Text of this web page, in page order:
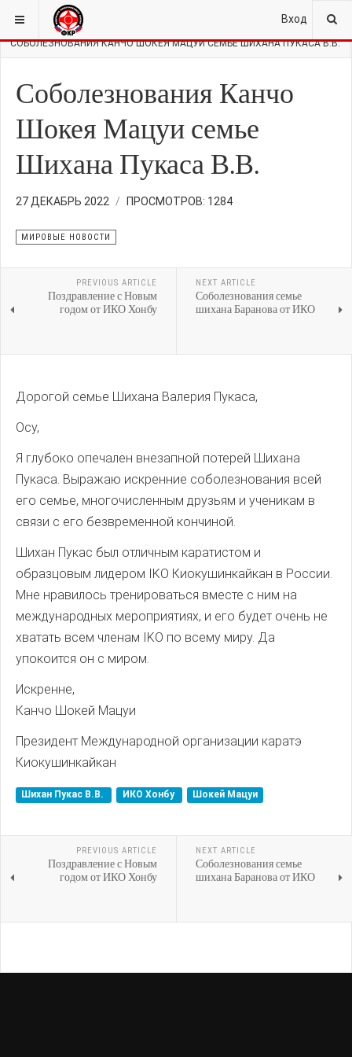
Вход
ВЫ ЗДЕСЬ: МИРОВЫЕ НОВОСТИ
СОБОЛЕЗНОВАНИЯ КАНЧО ШОКЕЯ МАЦУИ СЕМЬЕ ШИХАНА ПУКАСА В.В.
Соболезнования Канчо
Шокея Мацуи семье
Шихана Пукаса В.В.
27 ДЕКАБРЬ 2022 ПРОСМОТРОВ: 1284
МИРОВЫЕ НОВОСТИ
PREVIOUS ARTICLE
Поздравление с Новым
годом от ИКО Хонбу
NEXT ARTICLE
Соболезнования семье
шихана Баранова от ИКО
Дорогой семье Шихана Валерия Пукаса,
Осу,
Я глубоко опечален внезапной потерей Шихана
Пукаса. Выражаю искренние соболезнования всей
его семье, многочисленным друзьям и ученикам в
связи с его безвременной кончиной.
Шихан Пукас был отличным каратистом и
образцовым лидером IKO Киокушинкайкан в России.
Мне нравилось тренироваться вместе с ним на
международных мероприятиях, и его будет очень не
хватать всем членам IKO по всему миру. Да
упокоится он с миром.
Искренне,
Канчо Шокей Мацуи
Президент Международной организации каратэ
Киокушинкайкан
Шихан Пукас В.В. ИКО Хонбу Шокей Мацуи
PREVIOUS ARTICLE
Поздравление с Новым
годом от ИКО Хонбу
NEXT ARTICLE
Соболезнования семье
шихана Баранова от ИКО